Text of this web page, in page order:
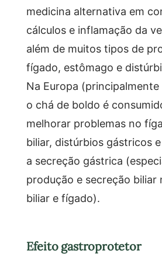
medicina alternativa em
cálculos e inflamação da
além de muitos tipos de
fígado, estômago e
Na Europa
o chá de boldo é
melhorar problemas no
biliar, distúrbios gástricos
a secreção gástrica
produção e secreção biliar
biliar e fígado).
Efeito gastroprotetor